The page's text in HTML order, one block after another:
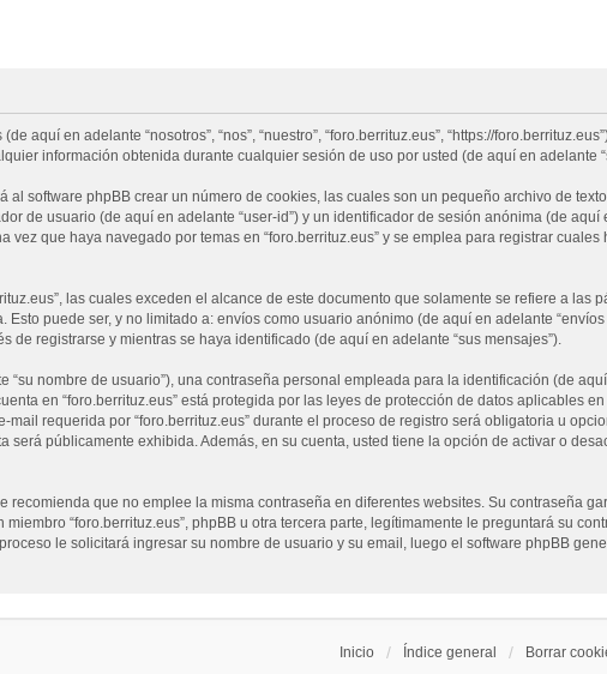
aquí en adelante “nosotros”, “nos”, “nuestro”, “foro.berrituz.eus”, “https://
información obtenida durante cualquier sesión de uso por usted (de aquí en adelante
software phpBB crear un número de cookies, las cuales son un pequeño archivo de
de usuario (de aquí en adelante “user-id”) y un identificador de sesión anónima (de aquí
que haya navegado por temas en “foro.berrituz.eus” y se emplea para registrar
las cuales exceden el alcance de este documento que solamente se refiere a las
puede ser, y no limitado a: envíos como usuario anónimo (de aquí en adelante
de registrarse y mientras se haya identificado (de aquí en adelante “sus mensajes”).
nombre de usuario”), una contraseña personal empleada para la identificación (de
en “foro.berrituz.eus” está protegida por las leyes de protección de datos aplicables
requerida por “foro.berrituz.eus” durante el proceso de registro será obligatoria u
públicamente exhibida. Además, en su cuenta, usted tiene la opción de activar o
que no emplee la misma contraseña en diferentes websites. Su contraseña
“foro.berrituz.eus”, phpBB u otra tercera parte, legítimamente le preguntará su
le solicitará ingresar su nombre de usuario y su email, luego el software phpBB
Inicio Índice general Borrar